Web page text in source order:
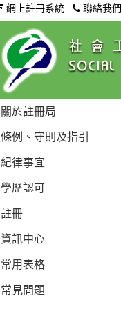
網上註冊系統 聯絡我們
關於註冊局
條例、守則及指引
紀律事宜
學歷認可
註冊
資訊中心
常用表格
常見問題